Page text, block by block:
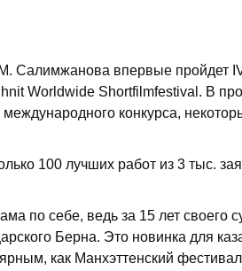
Салимжанова впервые пройдет
Worldwide Shortfilmfestival. В
конкурса,
100 лучших работ из 3 тыс.
по себе, ведь за 15 лет своего
Берна. Это новинка для
как Манхэттенский